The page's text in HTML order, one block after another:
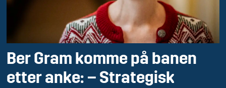
Ber Gram komme på banen
etter anke: – Strategisk